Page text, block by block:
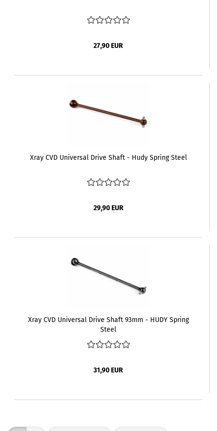
27,90 EUR
Xray CVD Universal Drive Shaft - Hudy Spring Steel
29,90 EUR
Xray CVD Universal Drive Shaft 93mm - HUDY Spring
Steel
31,90 EUR